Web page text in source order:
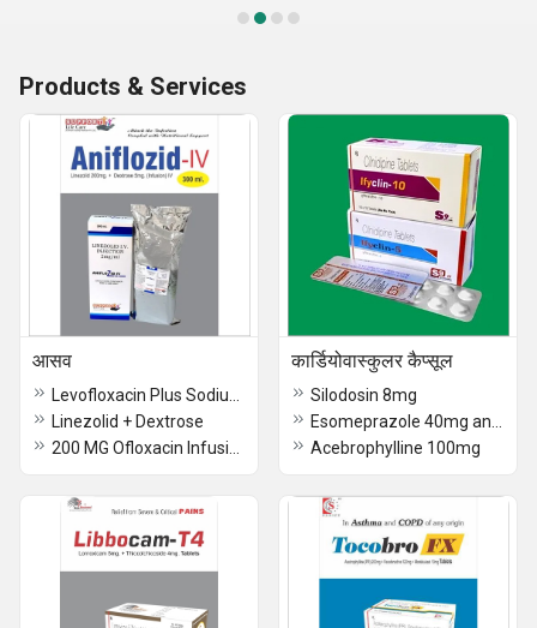
Products & Services
आसव
Linezolid + Dextrose
कार्डियोवास्कुलर कैप्सूल
Silodosin 8mg
Acebrophylline 100mg